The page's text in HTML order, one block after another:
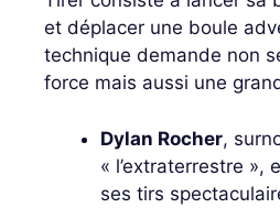
et déplacer une boule
technique demande non
force mais aussi une
Dylan Rocher,
« l’extraterrestre »,
ses tirs